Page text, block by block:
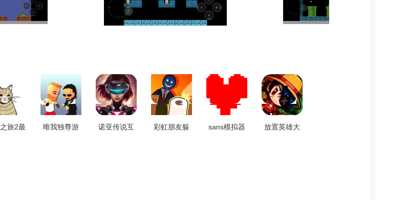
旅2最
唯我独尊游
诺亚传说互
彩虹朋友躲
sans模拟器
放置英雄大